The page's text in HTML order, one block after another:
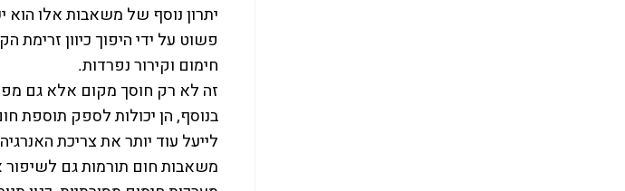
יתרון נוסף של משאבות אלו הוא
פשוט על ידי היפוך כיוון זרימת
חימום וקירור נפרדות.
זה לא רק חוסך מקום אלא גם
בנוסף, הן יכולות לספק תוספת
לייעל עוד יותר את צריכת
משאבות חום תורמות גם לשיפור